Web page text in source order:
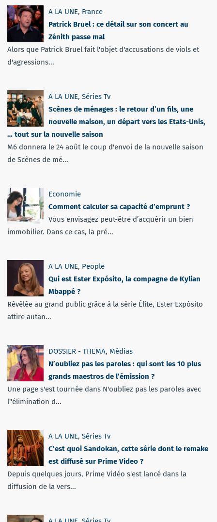
A LA UNE, France
Patrick Bruel : ce détail sur son concert au
Zénith passe mal
Alors que Patrick Bruel fait l'objet d'accusations de viols et
d'agressions...
A LA UNE, Séries Tv
Scènes de ménages : le retour d’un fils, une
nouvelle maison, un départ vers les Etats-Unis,
… tout sur la nouvelle saison
M6 donnera le 24 août le coup d'envoi de la nouvelle saison
de Scènes de mé...
Economie
Comment calculer sa capacité d’emprunt ?
Vous envisagez peut-être d’acquérir un bien
immobilier. Dans ce cas, la pré...
A LA UNE, People
Qui est Ester Expósito, la compagne de Kylian
Mbappé ?
Révélée au grand public grâce à la série Élite, Ester Expósito
attire autan...
DOSSIER - THEMA, Médias
N’oubliez pas les paroles : qui sont les 10 plus
grands maestros de l’émission ?
Une page s'est tournée dans N'oubliez pas les paroles avec
l''élimination d...
A LA UNE, Séries Tv
C’est quoi Sandokan, cette série dont le remake
est diffusé sur Prime Video ?
Depuis quelques jours, Prime Vidéo s'est lancé dans la
diffusion de la vers...